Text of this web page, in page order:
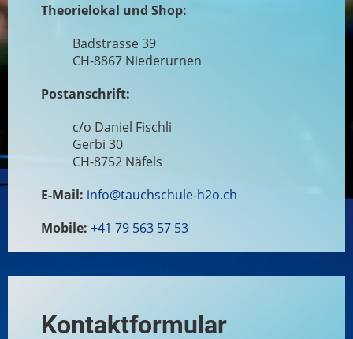
Theorielokal und Shop:
Badstrasse 39
CH-8867 Niederurnen
Postanschrift:
c/o Daniel Fischli
Gerbi 30
CH-8752 Näfels
E-Mail: info@tauchschule-h2o.ch
Mobile: +41 79 563 57 53
Kontaktformular